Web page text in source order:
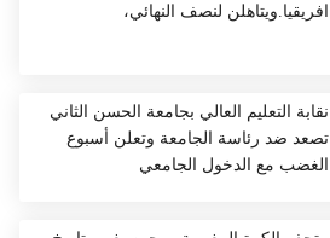
افريقيا.ويتاهلن لنصف النهائي،
نقابة التعليم العالي بجامعة الحسن الثاني
تصعد ضد رئاسة الجامعة وتعلن أسبوع
الغضب مع الدخول الجامعي